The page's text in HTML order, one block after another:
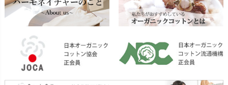
お問い合わせchevron_right